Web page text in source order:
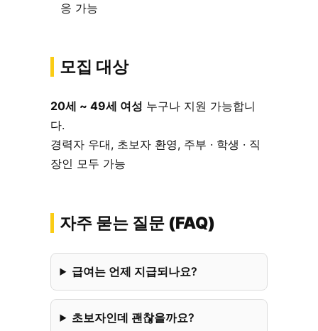
응 가능
모집 대상
20세 ~ 49세 여성 누구나 지원 가능합니
다.
경력자 우대, 초보자 환영, 주부 · 학생 · 직
장인 모두 가능
자주 묻는 질문 (FAQ)
급여는 언제 지급되나요?
초보자인데 괜찮을까요?